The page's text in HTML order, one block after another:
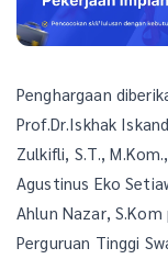
Penghargaan
Prof.Dr.Iskhak
Zulkifli, S.T.,
Agustinus Eko
Ahlun Nazar,
Perguruan Tinggi